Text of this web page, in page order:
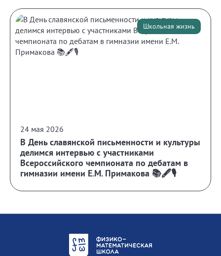
Школьная жизнь
24 мая 2026
В День славянской письменности и культуры
делимся интервью с участниками
Всероссийского чемпионата по дебатам в
гимназии имени Е.М. Примакова 📚🖋️🎙️